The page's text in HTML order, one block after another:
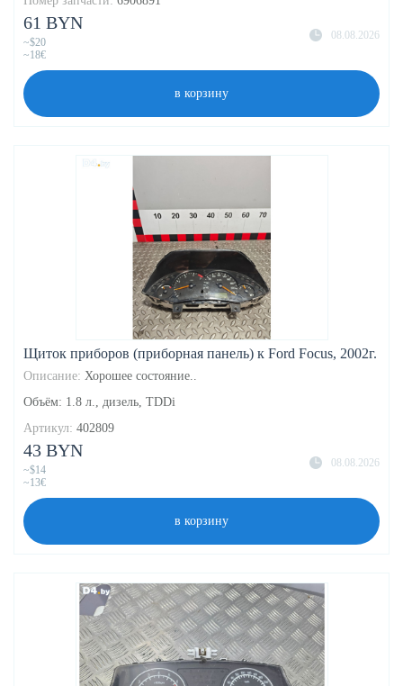
08.08.2026
61 BYN
~$20
~18€
в корзину
Щиток приборов (приборная панель) к Ford Focus, 2002г.
Описание: Хорошее состояние..
Объём: 1.8 л., дизель, TDDi
Артикул: 402809
08.08.2026
43 BYN
~$14
~13€
в корзину